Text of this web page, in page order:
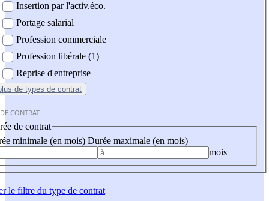
Insertion par l'activ.éco.
Portage salarial
Profession commerciale
Profession libérale (1)
Reprise d'entreprise
de types de contrat
CONTRAT
de contrat
minimale (en mois) Durée maximale (en mois)
mois
le filtre du type de contrat